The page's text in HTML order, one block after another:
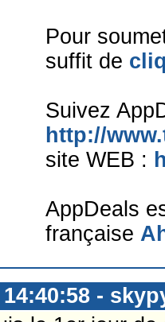
Pour
suffit de
Suivez
http://
site WEB :
AppDeals
française
14:40:58 -